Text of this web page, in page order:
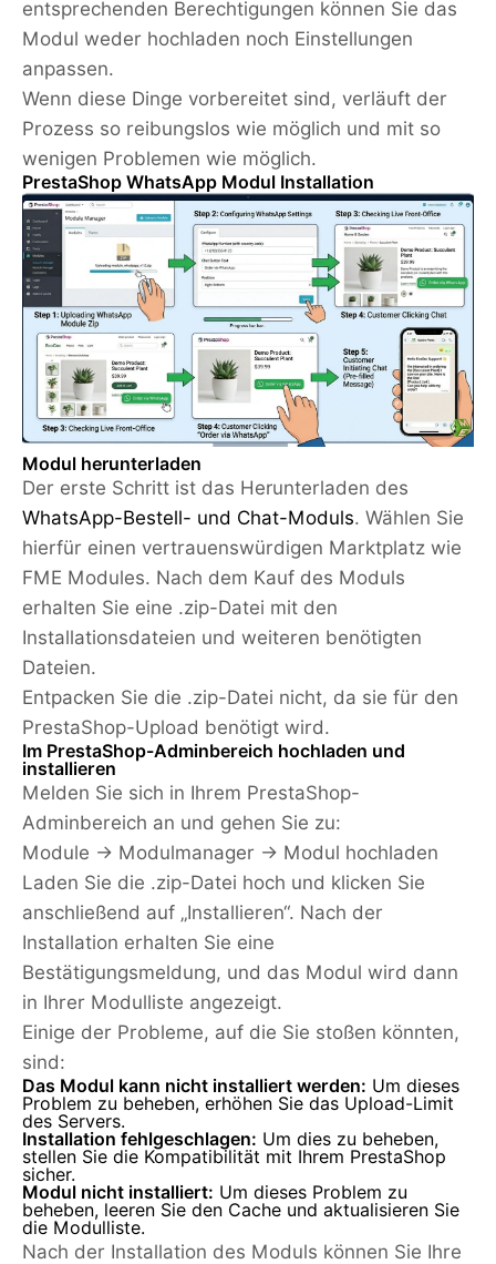
entsprechenden Berechtigungen können Sie das
Modul weder hochladen noch Einstellungen
anpassen.
Wenn diese Dinge vorbereitet sind, verläuft der
Prozess so reibungslos wie möglich und mit so
wenigen Problemen wie möglich.
PrestaShop WhatsApp Modul Installation
Modul herunterladen
Der erste Schritt ist das Herunterladen des
WhatsApp-Bestell- und Chat-Moduls. Wählen Sie
hierfür einen vertrauenswürdigen Marktplatz wie
FME Modules. Nach dem Kauf des Moduls
erhalten Sie eine .zip-Datei mit den
Installationsdateien und weiteren benötigten
Dateien.
Entpacken Sie die .zip-Datei nicht, da sie für den
PrestaShop-Upload benötigt wird.
Im PrestaShop-Adminbereich hochladen und
installieren
Melden Sie sich in Ihrem PrestaShop-
Adminbereich an und gehen Sie zu:
Module → Modulmanager → Modul hochladen
Laden Sie die .zip-Datei hoch und klicken Sie
anschließend auf „Installieren“. Nach der
Installation erhalten Sie eine
Bestätigungsmeldung, und das Modul wird dann
in Ihrer Modulliste angezeigt.
Einige der Probleme, auf die Sie stoßen könnten,
sind:
Das Modul kann nicht installiert werden: Um dieses
Problem zu beheben, erhöhen Sie das Upload-Limit
des Servers.
Installation fehlgeschlagen: Um dies zu beheben,
stellen Sie die Kompatibilität mit Ihrem PrestaShop
sicher.
Modul nicht installiert: Um dieses Problem zu
beheben, leeren Sie den Cache und aktualisieren Sie
die Modulliste.
Nach der Installation des Moduls können Sie Ihre